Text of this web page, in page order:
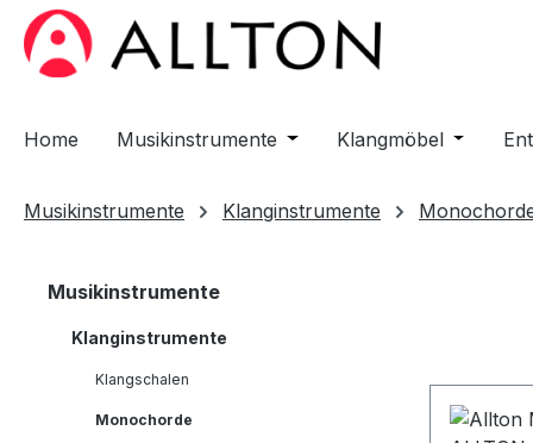
Hauptinhalt springen
Zur Suche springen
Zur Hauptnavigation springen
Home Musikinstrumente Öffne oder Schließe das
Klangmöbel Öffne
Musikinstrumente Klanginstrumente
Musikinstrumente
Klanginstrumente
Klangschalen
Monochorde